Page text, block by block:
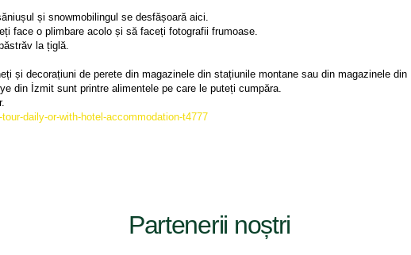
și snowmobilingul se desfășoară aici.
face o plimbare acolo și să faceți fotografii frumoase.
la țiglă.
și decorațiuni de perete din magazinele din stațiunile montane sau din magazinele din
din İzmit sunt printre alimentele pe care le puteți cumpăra.
daily-or-with-hotel-accommodation-t4777
Partenerii noștri